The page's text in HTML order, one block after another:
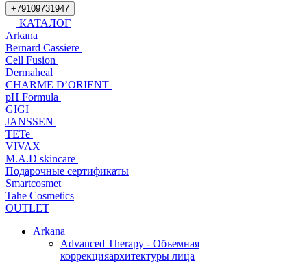
+79109731947
КАТАЛОГ
Arkana
Bernard Cassiere
Cell Fusion
Dermaheal
CHARME D’ORIENT
pH Formula
GIGI
JANSSEN
TETe
VIVAX
M.A.D skincare
Подарочные сертификаты
Smartcosmet
Tahe Cosmetics
OUTLET
Arkana
Advanced Therapy - Объемная
коррекцияархитектуры лица